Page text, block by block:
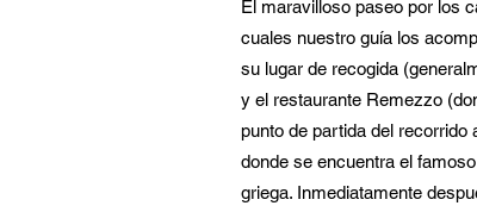
El maravilloso paseo por los
cuales nuestro guía los
su lugar de recogida
y el restaurante Remezzo
punto de partida del recorrido
donde se encuentra el
griega. Inmediatamente